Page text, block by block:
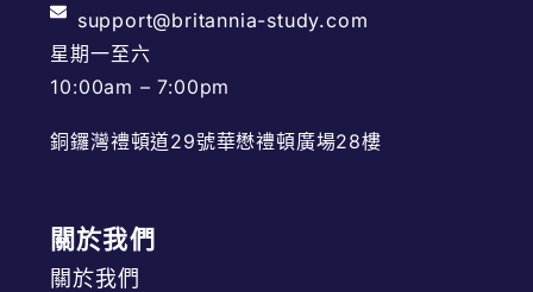
support@britannia-study.com
星期一至六
10:00am – 7:00pm
銅鑼灣禮頓道29號華懋禮頓廣場28樓
關於我們
關於我們